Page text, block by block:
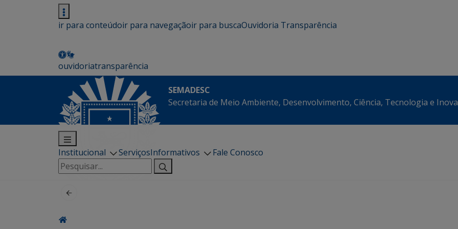
ir para conteúdoir para navegaçãoir para buscaOuvidoria Transparência
ouvidoriatransparência
SEMADESC
Secretaria de Meio Ambiente, Desenvolvimento, Ciência, Tecnologia e
Institucional ServiçosInformativos
Fale Conosco
Pesquisar
por: